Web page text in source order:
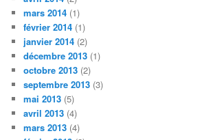
mars 2014 (1)
février 2014 (1)
janvier 2014 (2)
décembre 2013 (1)
octobre 2013 (2)
septembre 2013 (3)
mai 2013 (5)
avril 2013 (4)
mars 2013 (4)